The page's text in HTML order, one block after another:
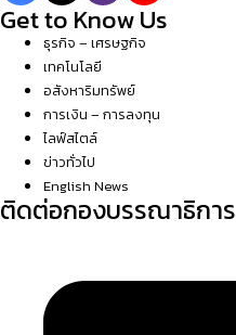
Get to Know Us
ธุรกิจ – เศรษฐกิจ
เทคโนโลยี
อสังหาริมทรัพย์
การเงิน – การลงทุน
ไลฟ์สไตล์
ข่าวทั่วไป
English News
ติดต่อกองบรรณาธิการ